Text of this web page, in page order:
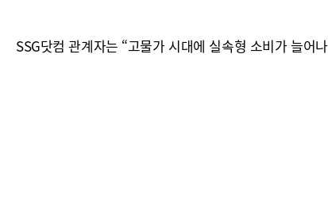
SSG닷컴 관계자는 “고물가 시대에 실속형 소비가 늘어